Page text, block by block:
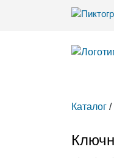
Каталог /